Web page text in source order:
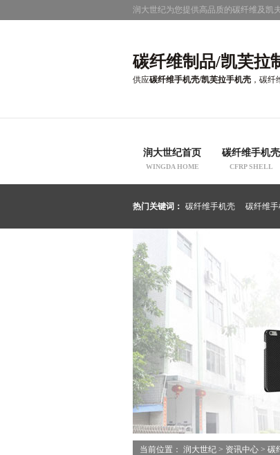
润大世纪为您提供高品质的碳纤维及凯
碳纤维制品/凯芙拉
供应碳纤维手机壳/凯芙拉手机壳 ，碳
润大世纪首页
WINGDA HOME
碳纤维手机壳
CFRP SHELL
热门关键词： 碳纤维手机壳 碳纤维手
当前位置： 润大世纪 > 资讯中心 > 碳